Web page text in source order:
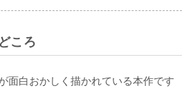
ころ
面白おかしく描かれている本作です